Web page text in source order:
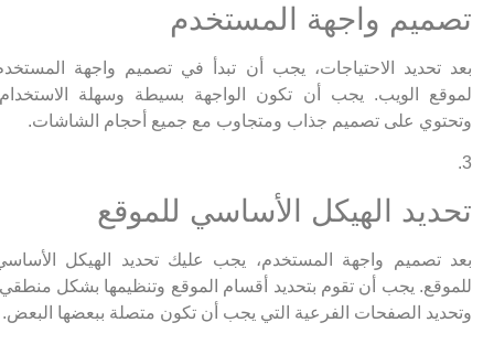
تصميم واجهة المستخدم
بعد تحديد الاحتياجات، يجب أن تبدأ في تصميم واجهة المستخدم
لموقع الويب. يجب أن تكون الواجهة بسيطة وسهلة الاستخدام،
وتحتوي على تصميم جذاب ومتجاوب مع جميع أحجام الشاشات.
3.
تحديد الهيكل الأساسي للموقع
بعد تصميم واجهة المستخدم، يجب عليك تحديد الهيكل الأساسي
للموقع. يجب أن تقوم بتحديد أقسام الموقع وتنظيمها بشكل منطقي،
وتحديد الصفحات الفرعية التي يجب أن تكون متصلة ببعضها البعض.